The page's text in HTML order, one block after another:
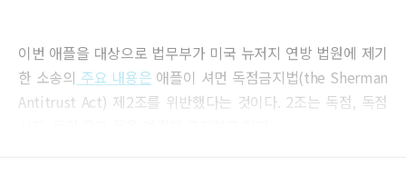
이번 애플을 대상으로 법무부가 미국 뉴저지 연방 법원에 제기
한 소송의 주요 내용은 애플이 셔먼 독점금지법(the Sherman
Antitrust Act) 제2조를 위반했다는 것이다. 2조는 독점, 독점